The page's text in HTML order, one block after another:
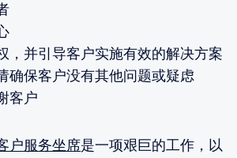
，并引导客户实施有效的解决方案
确保客户没有其他问题或疑虑
客户
户服务坐席是一项艰巨的工作，以